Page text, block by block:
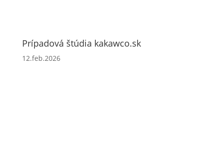
Prípadová štúdia kakawco.sk
12.feb.2026